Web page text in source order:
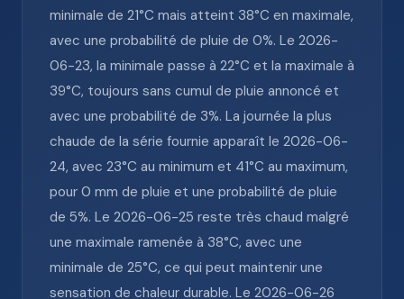
minimale de 21°C mais atteint 38°C en maximale,
avec une probabilité de pluie de 0%. Le 2026-
06-23, la minimale passe à 22°C et la maximale à
39°C, toujours sans cumul de pluie annoncé et
avec une probabilité de 3%. La journée la plus
chaude de la série fournie apparaît le 2026-06-
24, avec 23°C au minimum et 41°C au maximum,
pour 0 mm de pluie et une probabilité de pluie
de 5%. Le 2026-06-25 reste très chaud malgré
une maximale ramenée à 38°C, avec une
minimale de 25°C, ce qui peut maintenir une
sensation de chaleur durable. Le 2026-06-26